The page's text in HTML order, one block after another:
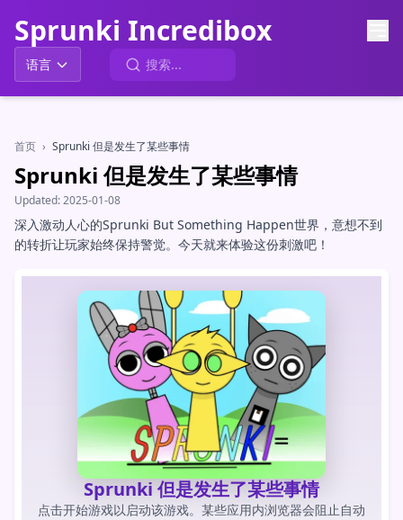
Sprunki Incredibox
语言
首页 › Sprunki 但是发生了某些事情
Sprunki 但是发生了某些事情
Updated:2025-01-08
深入激动人心的Sprunki But Something Happen世界，意想不到
的转折让玩家始终保持警觉。今天就来体验这份刺激吧！
Sprunki 但是发生了某些事情
点击开始游戏以启动该游戏。某些应用内浏览器会阻止自动